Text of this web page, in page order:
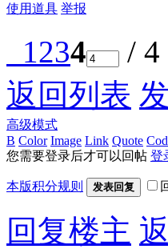
使用道具 举报
1234
/ 4
返回列表
高级模式
B Color Image Link Quote
您需要登录后才可以回帖 登
本版积分规则 发表回复
回复楼主